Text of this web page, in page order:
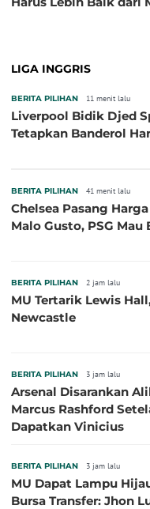
LIGA INGGRIS
BERITA PILIHAN 11 menit lalu
Liverpool Bidik Djed
Tetapkan Banderol
BERITA PILIHAN 41 menit lalu
Chelsea Pasang
Malo Gusto, PSG Mau
BERITA PILIHAN 2 jam lalu
MU Tertarik Lewis
Newcastle
BERITA PILIHAN 3 jam lalu
Arsenal Disarankan
Marcus Rashford
Dapatkan Vinicius
BERITA PILIHAN 3 jam lalu
MU Dapat Lampu
Bursa Transfer: Jhon